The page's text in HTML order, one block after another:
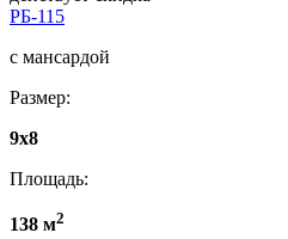
РБ-115
с мансардой
Размер:
9x8
Площадь:
138 м2